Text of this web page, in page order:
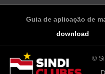
Guia de aplicação de
download
©